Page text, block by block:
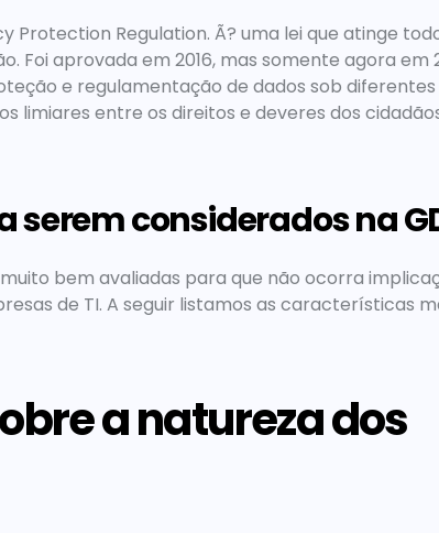
Protection Regulation. Ã? uma lei que atinge
Foi aprovada em 2016, mas somente agora em
e regulamentação de dados sob diferentes
limiares entre os direitos e deveres dos
considerados na
bem avaliadas para que não ocorra
de TI. A seguir listamos as características
a natureza dos